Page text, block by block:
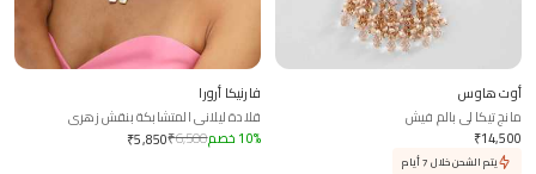
أوت هاوس
مانج تيكا لي بالم فيش
₹14,500
يتم الشحن خلال 7 أيام
فارنيكا أرورا
قلادة ليلاني المتشابكة بنقش زهري
₹5,850₹6,500 10% خصم